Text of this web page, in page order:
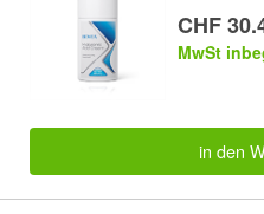
CHF
MwSt
in den